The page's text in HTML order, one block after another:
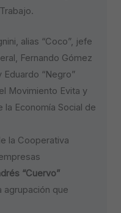
alias “Coco”, jefe
Fernando Gómez
“Negro”
Movimiento Evita y
Economía Social de
la Cooperativa
“Cuervo”
agrupación que